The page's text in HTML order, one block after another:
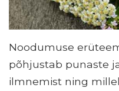
Noodumuse
põhjustab punaste
ilmnemist ning